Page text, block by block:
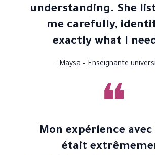
understanding. She
me carefully,
exactly what I
- Maysa – Enseignante
❝
Mon expérience avec
était